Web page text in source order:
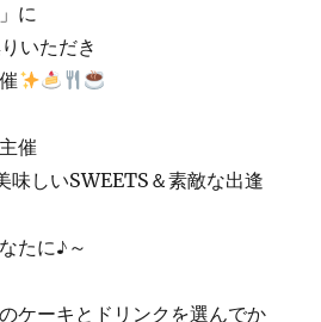
に
いただき
催
味しいSWEETS＆素敵な出逢
たに♪～
ケーキとドリンクを選んでか